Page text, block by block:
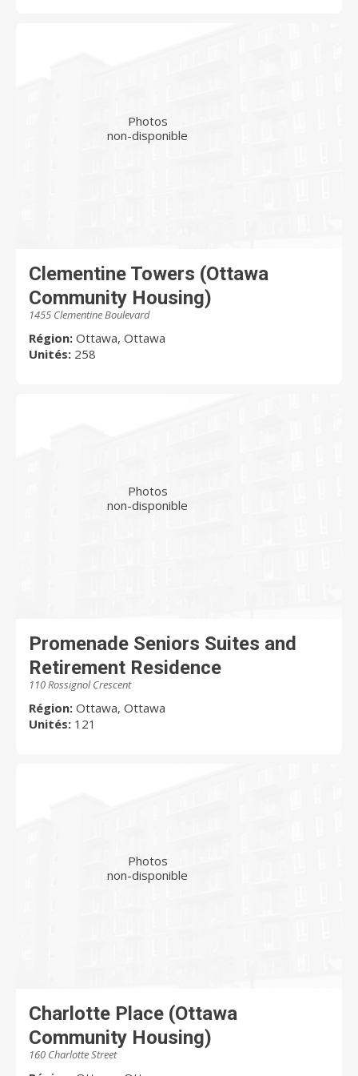
Photos
non-disponible
Clementine Towers (Ottawa
Community Housing)
1455 Clementine Boulevard
Région: Ottawa, Ottawa
Unités: 258
Photos
non-disponible
Promenade Seniors Suites and
Retirement Residence
110 Rossignol Crescent
Région: Ottawa, Ottawa
Unités: 121
Photos
non-disponible
Charlotte Place (Ottawa
Community Housing)
160 Charlotte Street